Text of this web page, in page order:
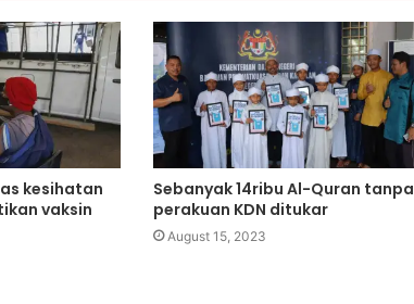
Israel Arah Tebang Pokok di 78 Ekar
Tanah Tebing Barat
RCI Tabung Haji: SPRM Sambung
Rakam Percakapan Bekas CFO
Kerajaan Mulakan Kajian Semula
Tamat Tempoh Duti Anti-
Lambakan Import Gegelung Keluli
kesihatan
vaksin
Sebanyak 14ribu Al-Quran tanpa
perakuan KDN ditukar
August 15, 2023